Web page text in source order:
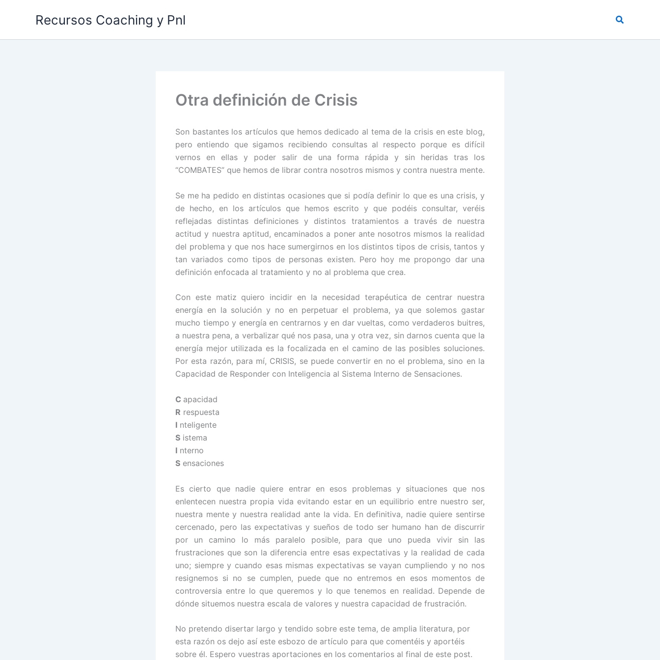
Recursos Coaching y Pnl Buscar
Otra definición de Crisis
Son bastantes los artículos que hemos dedicado al tema de la crisis en este blog,
pero entiendo que sigamos recibiendo consultas al respecto porque es difícil
vernos en ellas y poder salir de una forma rápida y sin heridas tras los
“COMBATES” que hemos de librar contra nosotros mismos y contra nuestra mente.
Se me ha pedido en distintas ocasiones que si podía definir lo que es una crisis, y
de hecho, en los artículos que hemos escrito y que podéis consultar, veréis
reflejadas distintas definiciones y distintos tratamientos a través de nuestra
actitud y nuestra aptitud, encaminados a poner ante nosotros mismos la realidad
del problema y que nos hace sumergirnos en los distintos tipos de crisis, tantos y
tan variados como tipos de personas existen. Pero hoy me propongo dar una
definición enfocada al tratamiento y no al problema que crea.
Con este matiz quiero incidir en la necesidad terapéutica de centrar nuestra
energía en la solución y no en perpetuar el problema, ya que solemos gastar
mucho tiempo y energía en centrarnos y en dar vueltas, como verdaderos buitres,
a nuestra pena, a verbalizar qué nos pasa, una y otra vez, sin darnos cuenta que la
energía mejor utilizada es la focalizada en el camino de las posibles soluciones.
Por esta razón, para mí, CRISIS, se puede convertir en no el problema, sino en la
Capacidad de Responder con Inteligencia al Sistema Interno de Sensaciones.
C apacidad
R respuesta
I nteligente
S istema
I nterno
S ensaciones
Es cierto que nadie quiere entrar en esos problemas y situaciones que nos
enlentecen nuestra propia vida evitando estar en un equilibrio entre nuestro ser,
nuestra mente y nuestra realidad ante la vida. En definitiva, nadie quiere sentirse
cercenado, pero las expectativas y sueños de todo ser humano han de discurrir
por un camino lo más paralelo posible, para que uno pueda vivir sin las
frustraciones que son la diferencia entre esas expectativas y la realidad de cada
uno; siempre y cuando esas mismas expectativas se vayan cumpliendo y no nos
resignemos si no se cumplen, puede que no entremos en esos momentos de
controversia entre lo que queremos y lo que tenemos en realidad. Depende de
dónde situemos nuestra escala de valores y nuestra capacidad de frustración.
No pretendo disertar largo y tendido sobre este tema, de amplia literatura, por
esta razón os dejo así este esbozo de artículo para que comentéis y aportéis
sobre él. Espero vuestras aportaciones en los comentarios al final de este post.